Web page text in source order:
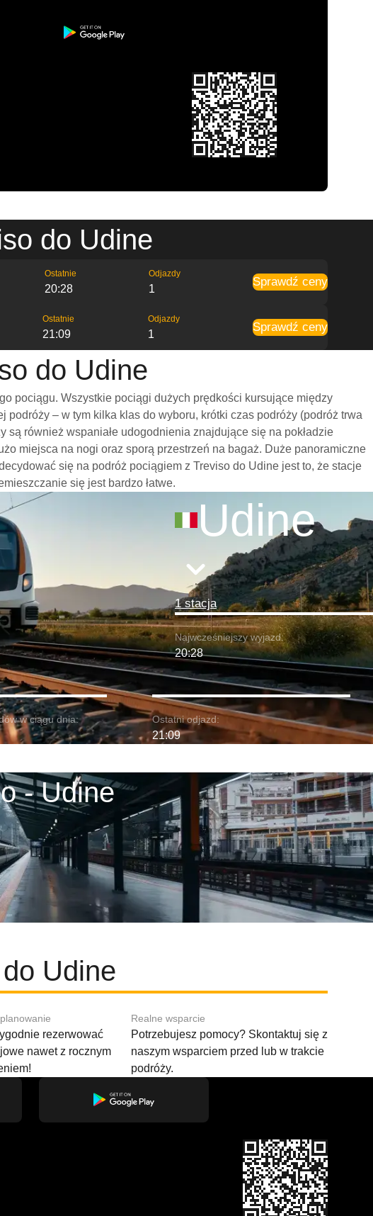
do Udine
Ostatnie
20:28
Odjazdy
1
Sprawdź ceny
Ostatnie
21:09
Odjazdy
1
Sprawdź ceny
do Udine
pociągu. Wszystkie pociągi dużych prędkości kursujące między
– w tym kilka klas do wyboru, krótki czas podróży (podróż trwa
również wspaniałe udogodnienia znajdujące się na pokładzie
miejsca na nogi oraz sporą przestrzeń na bagaż. Duże panoramiczne
się na podróż pociągiem z Treviso do Udine jest to, że stacje
się jest bardzo łatwe.
Udine
1 stacja
Najwcześniejszy wyjazd:
20:28
w ciągu dnia: Ostatni odjazd:
21:09
- Udine
Udine
rezerwować
nawet z rocznym
Realne wsparcie
Potrzebujesz pomocy? Skontaktuj się z
naszym wsparciem przed lub w trakcie
podróży.